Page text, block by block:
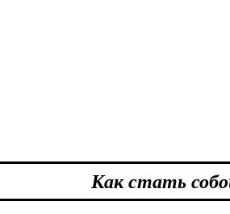
Как стать